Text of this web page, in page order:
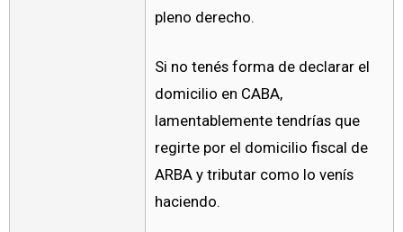
pleno derecho.
Si no tenés forma de declarar el
domicilio en CABA,
lamentablemente tendrías que
regirte por el domicilio fiscal de
ARBA y tributar como lo venís
haciendo.